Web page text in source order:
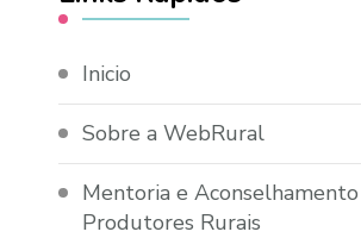
Inicio
Sobre a WebRural
Mentoria e
Produtores Rurais